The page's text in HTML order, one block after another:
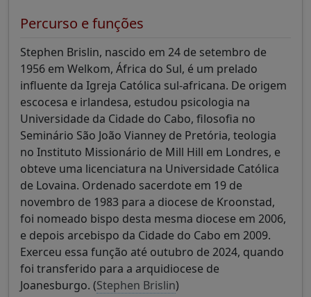
Percurso e funções
Stephen Brislin, nascido em 24 de setembro de
1956 em Welkom, África do Sul, é um prelado
influente da Igreja Católica sul-africana. De origem
escocesa e irlandesa, estudou psicologia na
Universidade da Cidade do Cabo, filosofia no
Seminário São João Vianney de Pretória, teologia
no Instituto Missionário de Mill Hill em Londres, e
obteve uma licenciatura na Universidade Católica
de Lovaina. Ordenado sacerdote em 19 de
novembro de 1983 para a diocese de Kroonstad,
foi nomeado bispo desta mesma diocese em 2006,
e depois arcebispo da Cidade do Cabo em 2009.
Exerceu essa função até outubro de 2024, quando
foi transferido para a arquidiocese de
Joanesburgo. (Stephen Brislin)